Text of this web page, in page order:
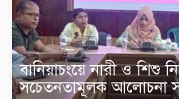
বানিয়াচংয়ে নারী ও শিশু
সচেতনতামূলক আলোচনা